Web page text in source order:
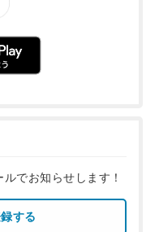
でお知らせします！
する